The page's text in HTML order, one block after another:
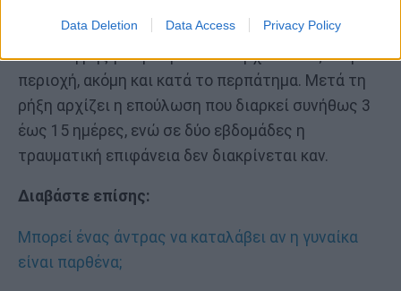
Data Deletion Data Access Privacy Policy
Μετά τη ρήξη τα μπορεί να υπάρχει πόνος στην
περιοχή, ακόμη και κατά το περπάτημα. Μετά τη
ρήξη αρχίζει η επούλωση που διαρκεί συνήθως 3
έως 15 ημέρες, ενώ σε δύο εβδομάδες η
τραυματική επιφάνεια δεν διακρίνεται καν.
Διαβάστε επίσης:
Μπορεί ένας άντρας να καταλάβει αν η γυναίκα
είναι παρθένα;